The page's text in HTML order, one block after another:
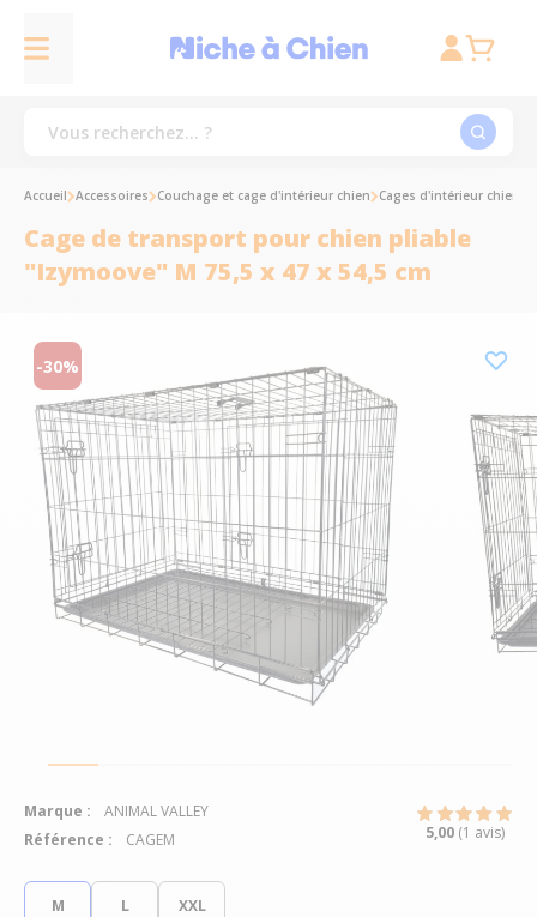
M L XXL
Accueil Accessoires Couchage et cage d'intérieur chien Cages d'intérieur chien
Cage de transport pour chien pliable
"Izymoove" M 75,5 x 47 x 54,5 cm
-30%
Marque :
ANIMAL VALLEY
Référence :
CAGEM 5,00 (1 avis)